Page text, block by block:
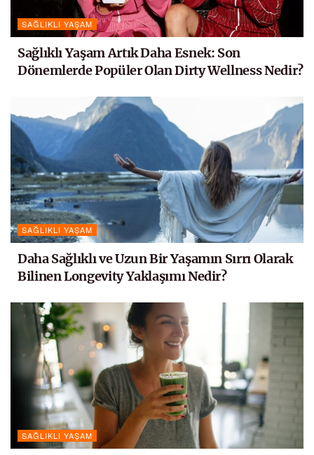
SAĞLIKLI YAŞAM
Sağlıklı Yaşam Artık Daha Esnek: Son
Dönemlerde Popüler Olan Dirty Wellness Nedir?
SAĞLIKLI YAŞAM
Daha Sağlıklı ve Uzun Bir Yaşamın Sırrı Olarak
Bilinen Longevity Yaklaşımı Nedir?
SAĞLIKLI YAŞAM